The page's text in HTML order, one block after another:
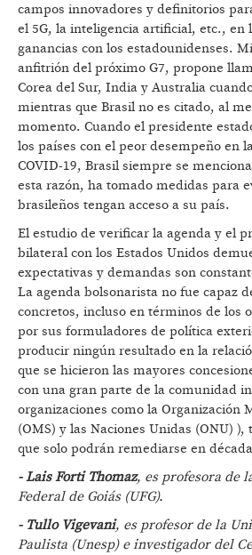
campos innovadores y definitorios
el 5G, la inteligencia artificial, etc., en
ganancias con los estadounidenses.
anfitrión del próximo G7, propone
Corea del Sur, India y Australia
mientras que Brasil no es citado, al
momento. Cuando el presidente
los países con el peor desempeño en
COVID-19, Brasil siempre se
esta razón, ha tomado medidas para
brasileños tengan acceso a su país.
El estudio de verificar la agenda y el
bilateral con los Estados Unidos
expectativas y demandas son
La agenda bolsonarista no fue capaz
concretos, incluso en términos de los
por sus formuladores de política
producir ningún resultado en la
que se hicieron las mayores
con una gran parte de la comunidad
organizaciones como la Organización
(OMS) y las Naciones Unidas (ONU) ),
que solo podrán remediarse en
- Lais Forti Thomaz, es profesora de
Federal de Goiás (UFG).
- Tullo Vigevani, es profesor de la
Paulista (Unesp) e investigador del